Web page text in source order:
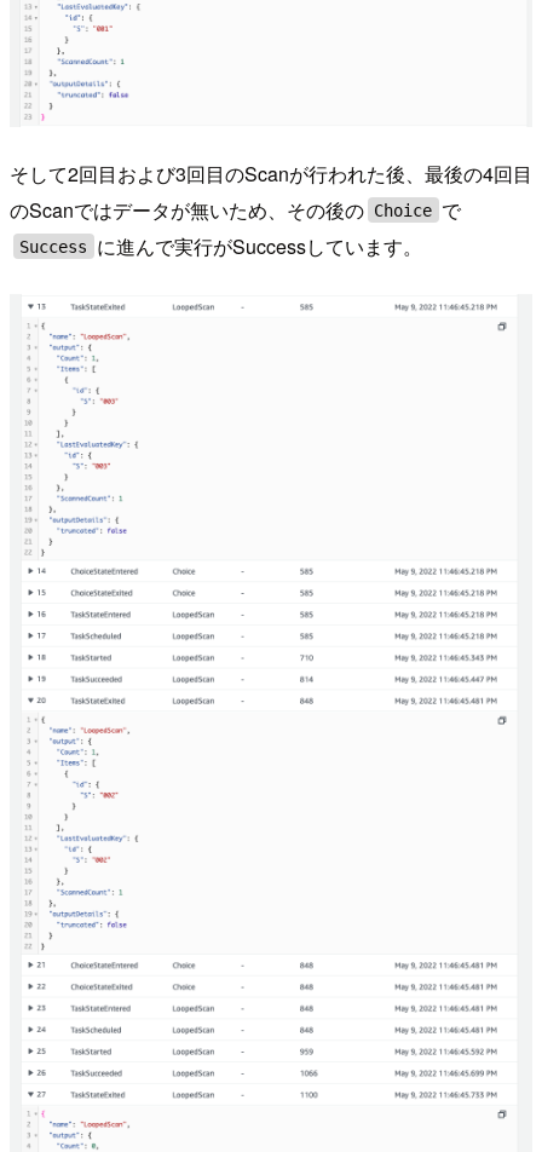
そして2回目および3回目のScanが行われた後、最後の4回目
のScanではデータが無いため、その後の Choice で
Success に進んで実行がSuccessしています。